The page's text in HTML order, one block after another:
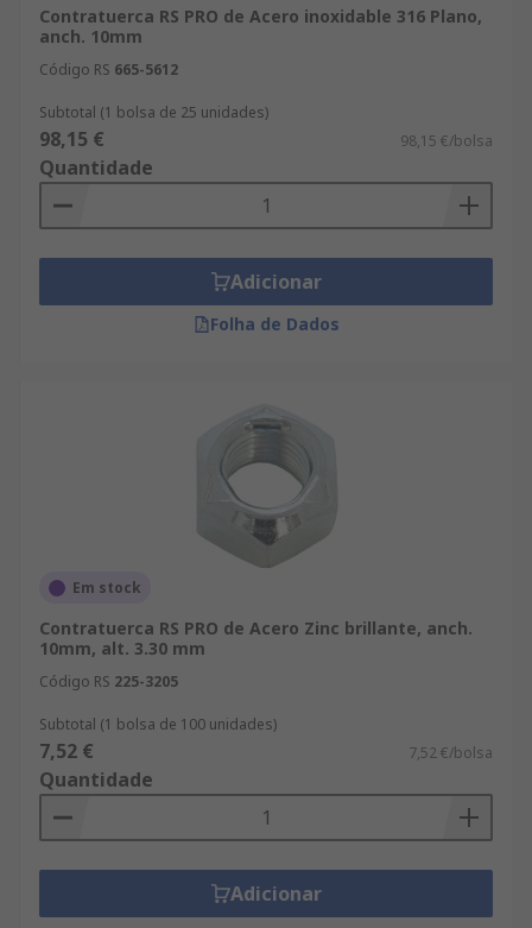
Contratuerca RS PRO de Acero inoxidable 316 Plano,
anch. 10mm
Código RS 665-5612
Subtotal (1 bolsa de 25 unidades)
98,15 € 98,15 €/bolsa
Quantidade
Adicionar
Folha de Dados
Em stock
Contratuerca RS PRO de Acero Zinc brillante, anch.
10mm, alt. 3.30 mm
Código RS 225-3205
Subtotal (1 bolsa de 100 unidades)
7,52 € 7,52 €/bolsa
Quantidade
Adicionar